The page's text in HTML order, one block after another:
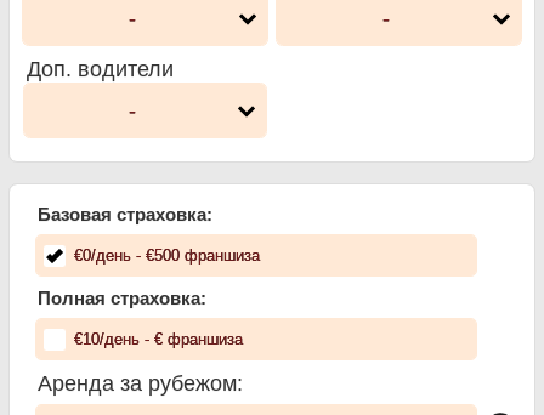
-
-
Доп. водители
-
Базовая страховка:
€0/день - €500франшиза
Полная страховка:
€10/день - €франшиза
Аренда за рубежом: